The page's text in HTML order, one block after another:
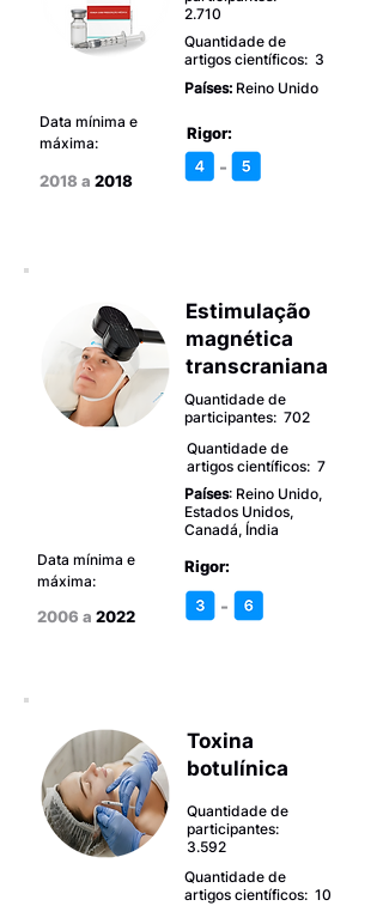
2.710
Quantidade de
artigos científicos: 3
Países: Reino Unido
Data mínima e
máxima:
2018 a 2018
Rigor:
-
Estimulação
magnética
transcraniana
Quantidade de
participantes: 702
Quantidade de
artigos científicos: 7
Países: Reino Unido,
Estados Unidos,
Canadá, Índia
Data mínima e
máxima:
2006 a 2022
Rigor:
-
Toxina
botulínica
Quantidade de
participantes:
3.592
Quantidade de
artigos científicos: 10